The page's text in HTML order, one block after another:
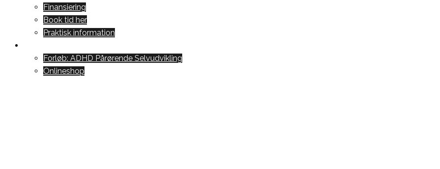
Finansiering
Book tid her
Praktisk information
Forløb: ADHD Pårørende Selvudvikling
Onlineshop